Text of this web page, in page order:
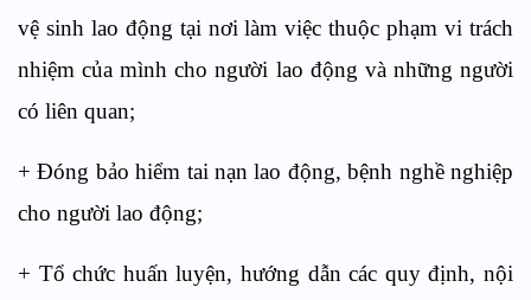
vệ sinh lao động tại nơi làm việc thuộc phạm vi trách
nhiệm của mình cho người lao động và những người
có liên quan;
+ Đóng bảo hiểm tai nạn lao động, bệnh nghề nghiệp
cho người lao động;
+ Tổ chức huấn luyện, hướng dẫn các quy định, nội